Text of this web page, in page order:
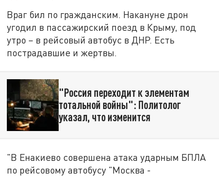
Враг бил по гражданским. Накануне дрон
угодил в пассажирский поезд в Крыму, под
утро – в рейсовый автобус в ДНР. Есть
пострадавшие и жертвы.
"Россия переходит к элементам
тотальной войны": Политолог
указал, что изменится
"В Енакиево совершена атака ударным БПЛА
по рейсовому автобусу "Москва -